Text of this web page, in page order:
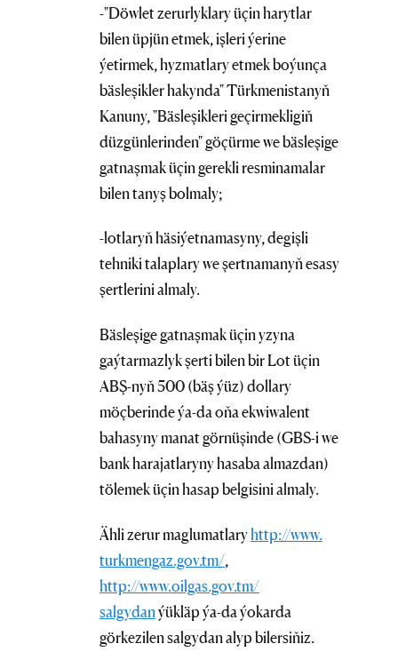
-"Döwlet zerurlyklary üçin harytlar
bilen üpjün etmek, işleri ýerine
ýetirmek, hyzmatlary etmek boýunça
bäsleşikler hakynda" Türkmenistanyň
Kanuny, "Bäsleşikleri geçirmekligiň
düzgünlerinden" göçürme we bäsleşige
gatnaşmak üçin gerekli resminamalar
bilen tanyş bolmaly;
-lotlaryň häsiýetnamasyny, degişli
tehniki talaplary we şertnamanyň esasy
şertlerini almaly.
Bäsleşige gatnaşmak üçin yzyna
gaýtarmazlyk şerti bilen bir Lot üçin
ABŞ-nyň 500 (bäş ýüz) dollary
möçberinde ýa-da oňa ekwiwalent
bahasyny manat görnüşinde (GBS-i we
bank harajatlaryny hasaba almazdan)
tölemek üçin hasap belgisini almaly.
Ähli zerur maglumatlaryhttp://www.
turkmengaz.gov.tm/,
http://www.oilgas.gov.tm/
salgydanýükläp ýa-da ýokarda
görkezilen salgydan alyp bilersiňiz.